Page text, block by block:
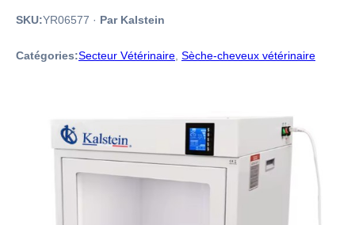
SKU:YR06577 · Par Kalstein
Catégories:Secteur Vétérinaire Sèche-cheveux vétérinaire